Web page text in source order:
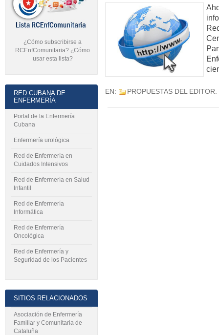
EN: PROPUESTAS DEL EDITOR.
¿Cómo subscribirse a
RCEnfComunitaria? ¿Cómo
usar esta lista?
RED CUBANA DE
ENFERMERÍA
Portal de la Enfermería
Cubana
Enfermería urológica
Red de Enfermería en
Cuidados Intensivos
Red de Enfermería en Salud
Infantil
Red de Enfermería
Informática
Red de Enfermería
Oncológica
Red de Enfermería y
Seguridad de los Pacientes
SITIOS RELACIONADOS
Asociación de Enfermería
Familiar y Comunitaria de
Cataluña